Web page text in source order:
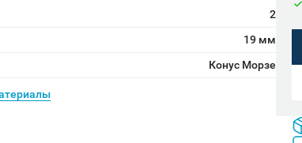
2
19 мм
Конус Морзе